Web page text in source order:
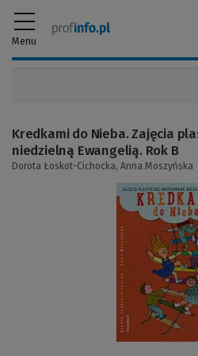
Menu
Kredkami do Nieba. Zajęcia
niedzielną Ewangelią. Rok B
Dorota Łoskot-Cichocka, Anna Moszyńska